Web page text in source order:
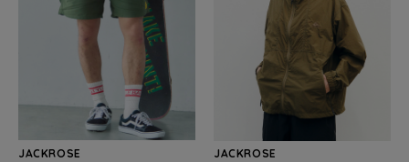
JACKROSE
JACKROSE